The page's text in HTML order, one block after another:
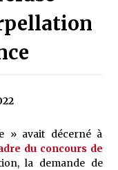
» avait décerné à
du concours de
la demande de